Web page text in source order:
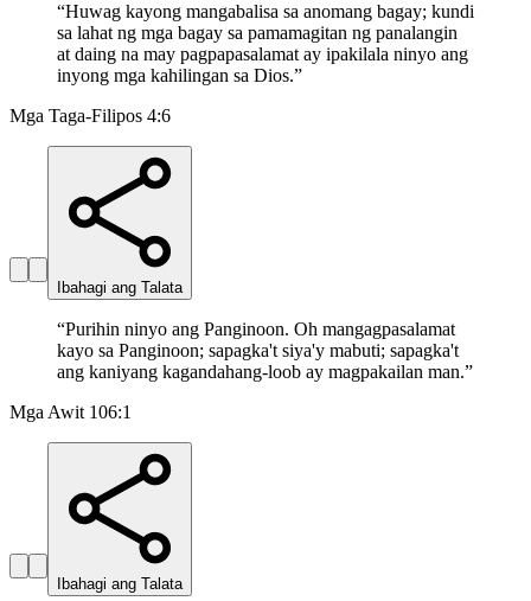
“Huwag kayong mangabalisa sa anomang bagay; kundi
sa lahat ng mga bagay sa pamamagitan ng panalangin
at daing na may pagpapasalamat ay ipakilala ninyo ang
inyong mga kahilingan sa Dios.”
Mga Taga-Filipos 4:6
Ibahagi ang Talata
“Purihin ninyo ang Panginoon. Oh mangagpasalamat
kayo sa Panginoon; sapagka't siya'y mabuti; sapagka't
ang kaniyang kagandahang-loob ay magpakailan man.”
Mga Awit 106:1
Ibahagi ang Talata